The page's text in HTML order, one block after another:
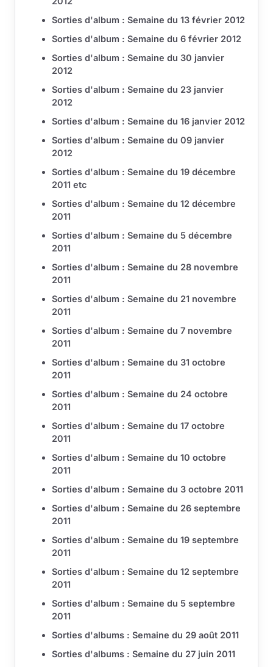
Sorties d'album : Semaine du 13 février 2012
Sorties d'album : Semaine du 6 février 2012
Sorties d'album : Semaine du 30 janvier
2012
Sorties d'album : Semaine du 23 janvier
2012
Sorties d'album : Semaine du 16 janvier 2012
Sorties d'album : Semaine du 09 janvier
2012
Sorties d'album : Semaine du 19 décembre
2011 etc
Sorties d'album : Semaine du 12 décembre
2011
Sorties d'album : Semaine du 5 décembre
2011
Sorties d'album : Semaine du 28 novembre
2011
Sorties d'album : Semaine du 21 novembre
2011
Sorties d'album : Semaine du 7 novembre
2011
Sorties d'album : Semaine du 31 octobre
2011
Sorties d'album : Semaine du 24 octobre
2011
Sorties d'album : Semaine du 17 octobre
2011
Sorties d'album : Semaine du 10 octobre
2011
Sorties d'album : Semaine du 3 octobre 2011
Sorties d'album : Semaine du 26 septembre
2011
Sorties d'album : Semaine du 19 septembre
2011
Sorties d'album : Semaine du 12 septembre
2011
Sorties d'album : Semaine du 5 septembre
2011
Sorties d'albums : Semaine du 29 août 2011
Sorties d'albums : Semaine du 27 juin 2011